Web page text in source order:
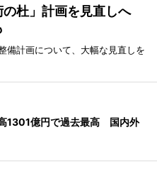
の杜」計画を見直しへ
備計画について、大幅な見直しを
1301億円で過去最高 国内外